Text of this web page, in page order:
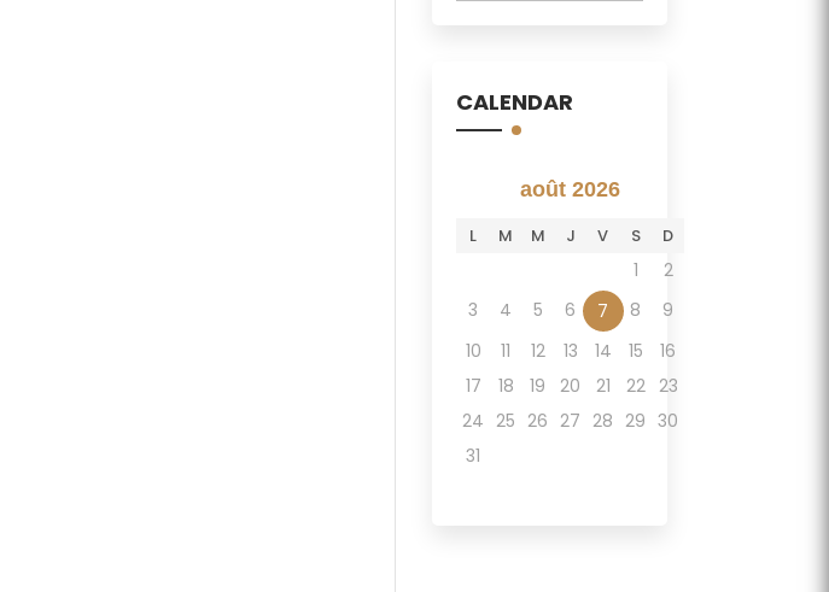
CALENDAR
août 2026
L M M J V S D
1
2
3
4 5 6 7 8
9
10
11 12 13 14 15
16
17
18 19 20 21 22
23
24 25 26 27 28 29 30
31